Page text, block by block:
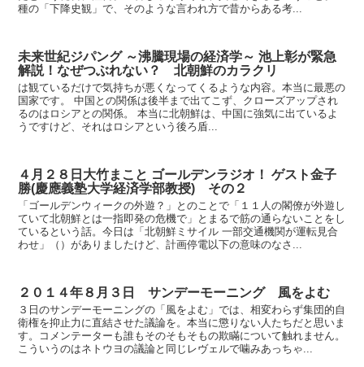
種の「下降史観」で、そのような言われ方で昔からある考...
未来世紀ジパング ～沸騰現場の経済学～ 池上彰が緊急
解説！なぜつぶれない？ 北朝鮮のカラクリ
は観ているだけで気持ちが悪くなってくるような内容。本当に最悪の
国家です。 中国との関係は後半まで出てこず、クローズアップされ
るのはロシアとの関係。 本当に北朝鮮は、中国に強気に出ているよ
うですけど、それはロシアという後ろ盾...
４月２８日大竹まこと ゴールデンラジオ！ ゲスト金子
勝(慶應義塾大学経済学部教授) その２
「ゴールデンウィークの外遊？」とのことで「１１人の閣僚が外遊し
ていて北朝鮮とは一指即発の危機で」とまるで筋の通らないことをし
ているという話。今日は「北朝鮮ミサイル 一部交通機関が運転見合
わせ」（）がありましたけど、計画停電以下の意味のなさ...
２０１４年８月３日 サンデーモーニング 風をよむ
３日のサンデーモーニングの「風をよむ」では、相変わらず集団的自
衛権を抑止力に直結させた議論を。本当に懲りない人たちだと思いま
す。コメンテーターも誰もそのそもそもの欺瞞について触れません。
こういうのはネトウヨの議論と同じレヴェルで噛みあっちゃ...